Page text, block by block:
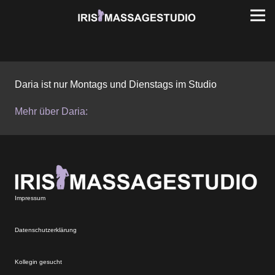
Daria ist nur Montags und Dienstags im Studio
Mehr über Daria:
Impressum
Datenschutzerklärung
Kollegin gesucht